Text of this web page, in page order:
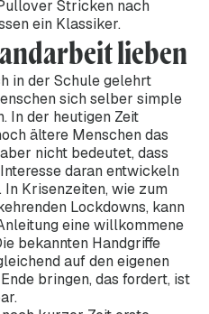
Stricken nach
ein Klassiker.
lieben
in der Schule gelehrt
sich selber simple
In der heutigen Zeit
ältere Menschen das
nicht bedeutet, dass
daran entwickeln
In Krisenzeiten, wie zum
Lockdowns, kann
eine willkommene
bekannten Handgriffe
auf den eigenen
bringen, das fordert, ist